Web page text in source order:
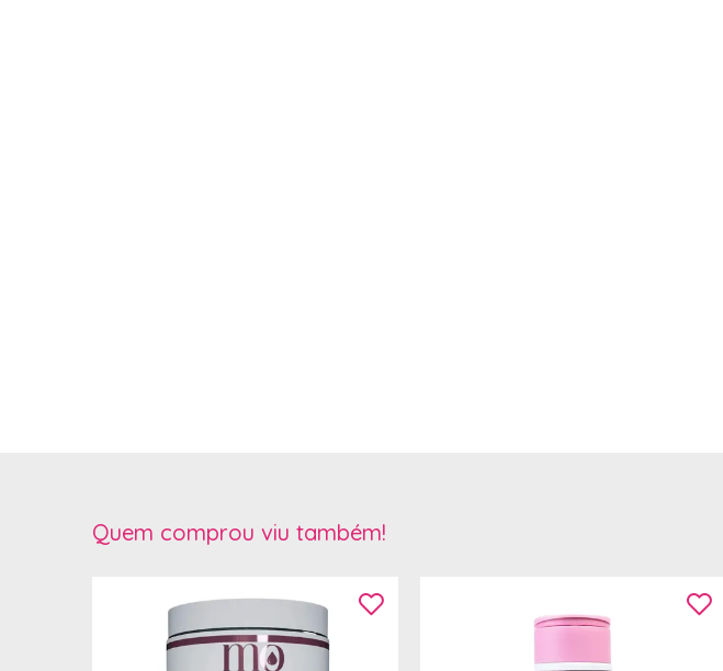
Quem comprou viu também!